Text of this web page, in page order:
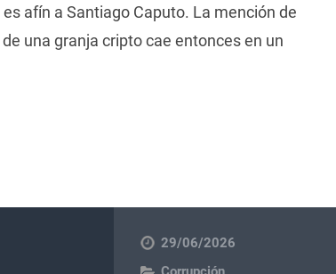
afín a Santiago Caputo. La mención de
una granja cripto cae entonces en un
29/06/2026